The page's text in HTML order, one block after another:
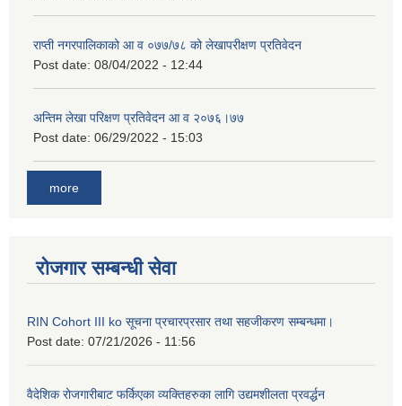
राप्ती नगरपालिकाको आ व ०७७/७८ को लेखापरीक्षण प्रतिवेदन
Post date: 08/04/2022 - 12:44
अन्तिम लेखा परिक्षण प्रतिवेदन आ व २०७६।७७
Post date: 06/29/2022 - 15:03
more
रोजगार सम्बन्धी सेवा
RIN Cohort III ko सूचना प्रचारप्रसार तथा सहजीकरण सम्बन्धमा।
Post date: 07/21/2026 - 11:56
वैदेशिक रोजगारीबाट फर्किएका व्यक्तिहरुका लागि उद्यमशीलता प्रवर्द्धन